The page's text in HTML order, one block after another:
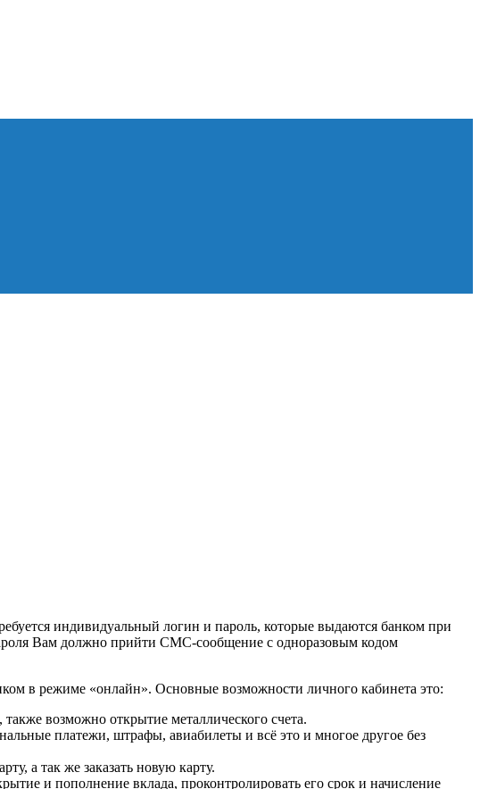
индивидуальный логин и пароль, которые выдаются банком при
Вам должно прийти СМС-сообщение с одноразовым кодом
в режиме «онлайн». Основные возможности личного кабинета это:
возможно открытие металлического счета.
платежи, штрафы, авиабилеты и всё это и многое другое без
а так же заказать новую карту.
и пополнение вклада, проконтролировать его срок и начисление